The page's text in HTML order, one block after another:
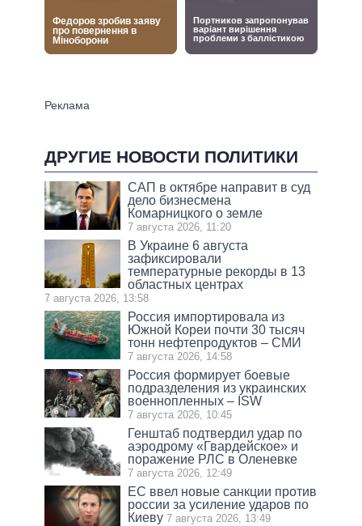
ДРУГИЕ НОВОСТИ ПОЛИТИКИ
САП в октябре направит в суд
дело бизнесмена
Комарницкого о земле
7 августа 2026, 11:20
В Украине 6 августа
зафиксировали
температурные рекорды в 13
областных центрах
7 августа 2026, 13:58
Россия импортировала из
Южной Кореи почти 30 тысяч
тонн нефтепродуктов – СМИ
7 августа 2026, 14:58
Россия формирует боевые
подразделения из украинских
военнопленных – ISW
7 августа 2026, 10:45
Генштаб подтвердил удар по
аэродрому «Гвардейское» и
поражение РЛС в Оленевке
7 августа 2026, 12:49
ЕС ввел новые санкции против
россии за усиление ударов по
Киеву 7 августа 2026, 13:49